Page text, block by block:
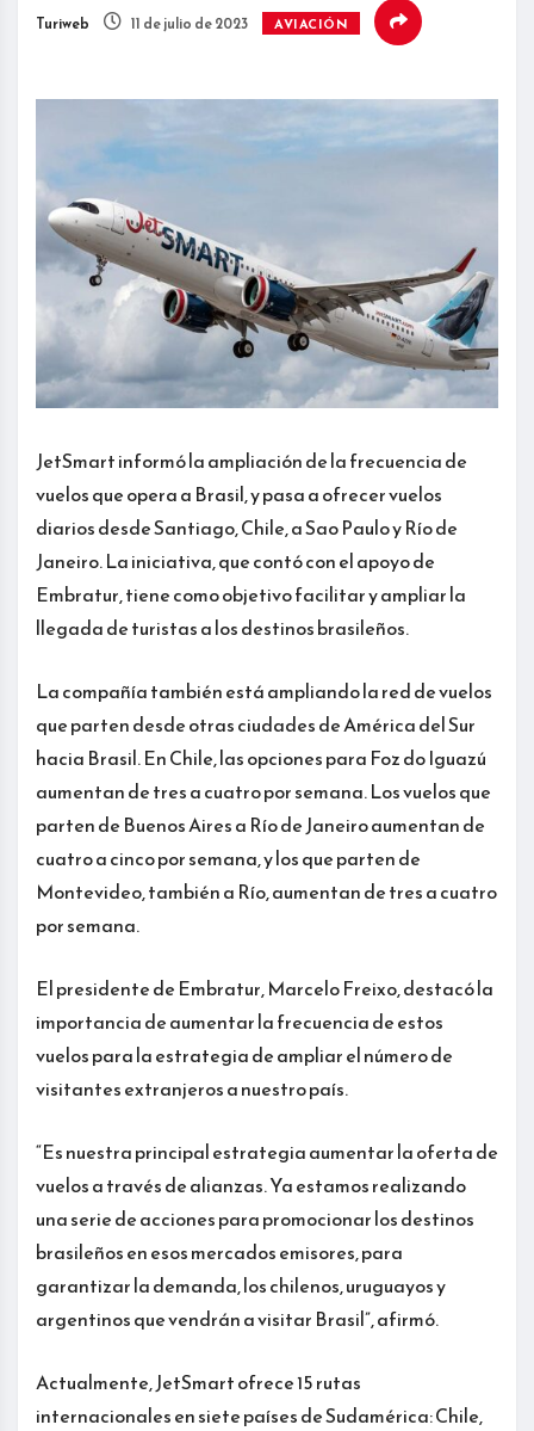
Turiweb 11 de julio de 2023 AVIACIÓN
JetSmart informó la ampliación de la frecuencia de
vuelos que opera a Brasil, y pasa a ofrecer vuelos
diarios desde Santiago, Chile, a Sao Paulo y Río de
Janeiro. La iniciativa, que contó con el apoyo de
Embratur, tiene como objetivo facilitar y ampliar la
llegada de turistas a los destinos brasileños.
La compañía también está ampliando la red de vuelos
que parten desde otras ciudades de América del Sur
hacia Brasil. En Chile, las opciones para Foz do Iguazú
aumentan de tres a cuatro por semana. Los vuelos que
parten de Buenos Aires a Río de Janeiro aumentan de
cuatro a cinco por semana, y los que parten de
Montevideo, también a Río, aumentan de tres a cuatro
por semana.
El presidente de Embratur, Marcelo Freixo, destacó la
importancia de aumentar la frecuencia de estos
vuelos para la estrategia de ampliar el número de
visitantes extranjeros a nuestro país.
“Es nuestra principal estrategia aumentar la oferta de
vuelos a través de alianzas. Ya estamos realizando
una serie de acciones para promocionar los destinos
brasileños en esos mercados emisores, para
garantizar la demanda, los chilenos, uruguayos y
argentinos que vendrán a visitar Brasil”, afirmó.
Actualmente, JetSmart ofrece 15 rutas
internacionales en siete países de Sudamérica: Chile,